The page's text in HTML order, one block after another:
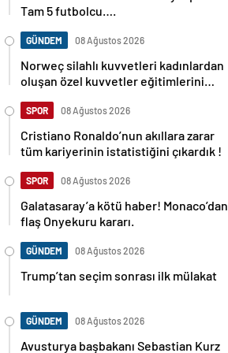
Tam 5 futbolcu….
GÜNDEM 08 Ağustos 2026
Norweç silahlı kuvvetleri kadınlardan
oluşan özel kuvvetler eğitimlerini
SPOR 08 Ağustos 2026
Cristiano Ronaldo’nun akıllara zarar
tüm kariyerinin istatistiğini çıkardık !
SPOR 08 Ağustos 2026
Galatasaray’a kötü haber! Monaco’dan
flaş Onyekuru kararı.
GÜNDEM 08 Ağustos 2026
Trump’tan seçim sonrası ilk mülakat
GÜNDEM 08 Ağustos 2026
Avusturya başbakanı Sebastian Kurz